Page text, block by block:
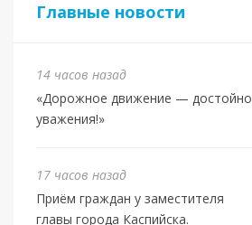
Главные новости
14 часов назад
«Дорожное движение — достойно
уважения!»
17 часов назад
Приём граждан у заместителя
главы города Каспийска.